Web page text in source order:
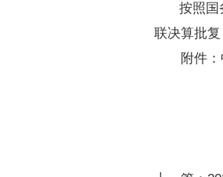
按照国
联决算批
附件：